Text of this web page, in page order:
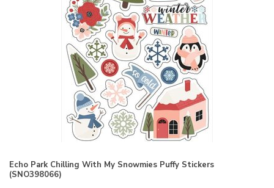
Echo Park Chilling With My Snowmies Puffy Stickers
(SNO398066)